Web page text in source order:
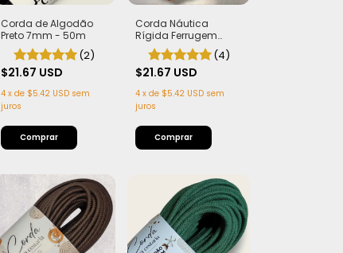
Corda de Algodão
Preto 7mm - 50m
(2)
$21.67 USD
4 x de $5.42 USD sem
juros
Corda Náutica
Rígida Ferrugem
4,5mm com Alma
(4)
$21.67 USD
4 x de $5.42 USD sem
juros
Comprar